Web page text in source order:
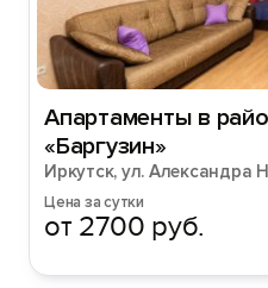
Апартаменты в
«Баргузин»
Иркутск, ул. Александра
Цена за сутки
от 2700 руб.